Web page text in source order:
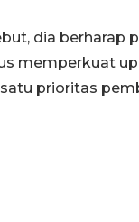
dia berharap
memperkuat
prioritas